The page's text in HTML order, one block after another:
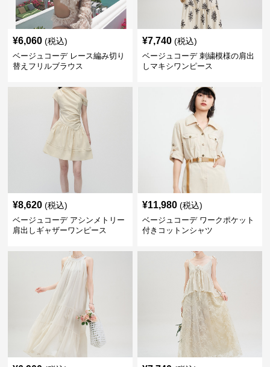
¥6,060 (税込)
ベージュコーデ レース編み切り
替えフリルブラウス
¥7,740 (税込)
ベージュコーデ 刺繍模様の肩出
しマキシワンピース
¥8,620 (税込)
ベージュコーデ アシンメトリー
肩出しギャザーワンピース
¥11,980 (税込)
ベージュコーデ ワークポケット
付きコットンシャツ